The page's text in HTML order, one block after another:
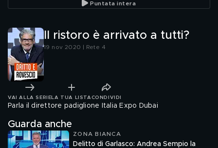
Puntata intera
Il ristoro è arrivato a tutti?
19 nov 2020 | Rete 4
VAI ALLA SERIE LA TUA LISTA CONDIVIDI
Parla il direttore padiglione Italia Expo Dubai
Guarda anche
ZONA BIANCA
Delitto di Garlasco: Andrea Sempio la